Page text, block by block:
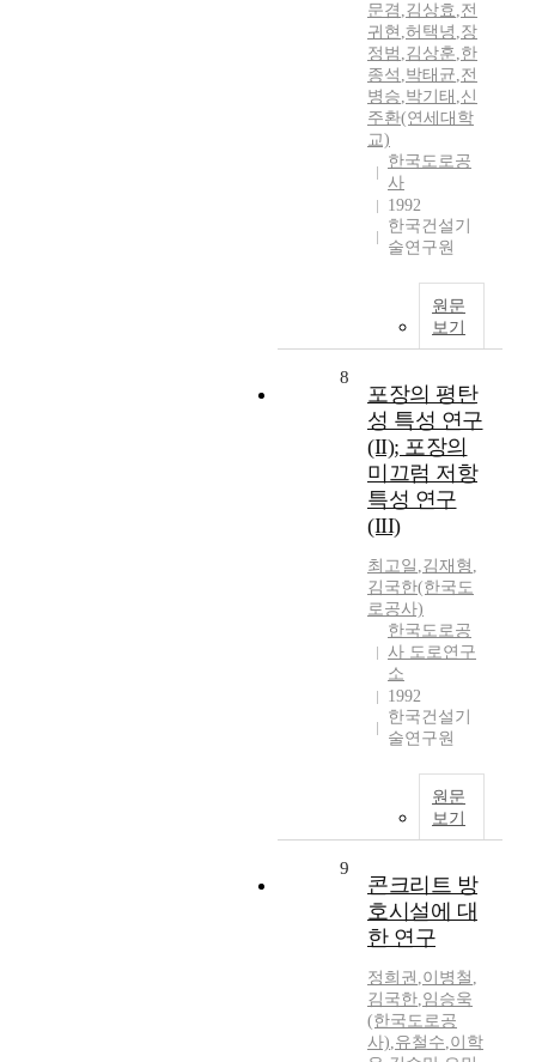
문겸 ,김상효 ,전
귀현 ,허택녕 ,장
정범 ,김상훈,한
종석 ,박태균,전
병승,박기태 ,신
주환(연세대학
교)
한국도로공
사
1992
한국건설기
술연구원
원문
보기
8
포장의 평탄
성 특성 연구
(II); 포장의
미끄럼 저항
특성 연구
(III)
최고일 ,김재형 ,
김국한(한국도
로공사)
한국도로공
사 도로연구
소
1992
한국건설기
술연구원
원문
보기
9
콘크리트 방
호시설에 대
한 연구
정희권 ,이병철 ,
김국한,임승욱
(한국도로공
사),유철수,이학